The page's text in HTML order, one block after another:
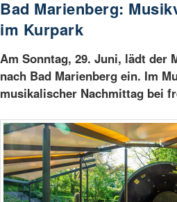
Bad Marienberg:
im Kurpark
Am Sonntag, 29. Juni, lädt der
nach Bad Marienberg ein. Im
musikalischer Nachmittag bei